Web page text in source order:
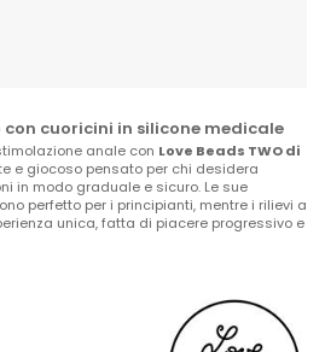
cuoricini in silicone medicale
anale con Love Beads TWO di
e giocoso pensato per chi desidera
in modo graduale e sicuro. Le sue
perfetto per i principianti, mentre i rilievi a
unica, fatta di piacere progressivo e